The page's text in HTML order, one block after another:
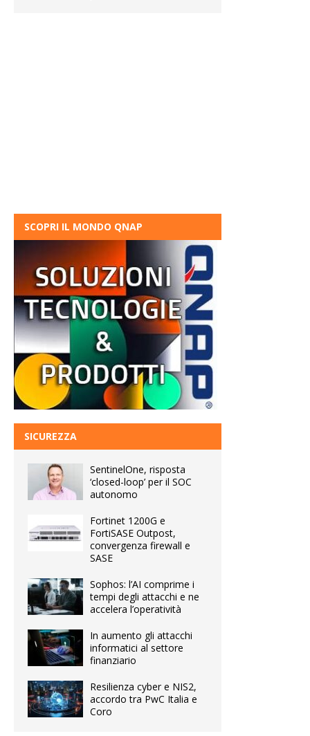
SCOPRI IL MONDO QNAP
SICUREZZA
SentinelOne, risposta
‘closed-loop’ per il SOC
autonomo
Fortinet 1200G e
FortiSASE Outpost,
convergenza firewall e
SASE
Sophos: l’AI comprime i
tempi degli attacchi e ne
accelera l’operatività
In aumento gli attacchi
informatici al settore
finanziario
Resilienza cyber e NIS2,
accordo tra PwC Italia e
Coro